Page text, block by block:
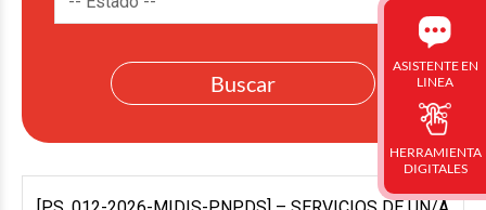
ASISTENTE EN
LINEA
HERRAMIENTA
DIGITALES